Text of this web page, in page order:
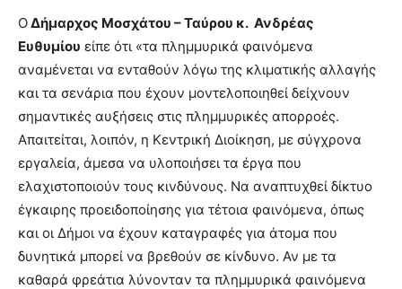
ΟΔήμαρχος Μοσχάτου – Ταύρου κ. Ανδρέας
Ευθυμίου είπε ότι «τα πλημμυρικά φαινόμενα
αναμένεται να ενταθούν λόγω της κλιματικής αλλαγής
και τα σενάρια που έχουν μοντελοποιηθεί δείχνουν
σημαντικές αυξήσεις στις πλημμυρικές απορροές.
Απαιτείται, λοιπόν, η Κεντρική Διοίκηση, με σύγχρονα
εργαλεία, άμεσα να υλοποιήσει τα έργα που
ελαχιστοποιούν τους κινδύνους. Να αναπτυχθεί δίκτυο
έγκαιρης προειδοποίησης για τέτοια φαινόμενα, όπως
και οι Δήμοι να έχουν καταγραφές για άτομα που
δυνητικά μπορεί να βρεθούν σε κίνδυνο. Αν με τα
καθαρά φρεάτια λύνονταν τα πλημμυρικά φαινόμενα